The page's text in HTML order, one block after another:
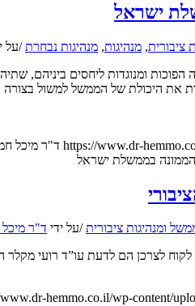
ישראל
ציבורית, מנהיגות, מנהיגות נבחרת /על
ומנוגדות ליחסים ביניהם,
את היכולת של הממשל למשול בצורה
https://www.dr- ד"ר מיכל
הממונה בממשלת ישראל
ומנהיגות ציבורית /על ידי ד"ר
לצרכן הם לדעת עו”ד רועי מקלר
hemmo.co.il/wp-content/